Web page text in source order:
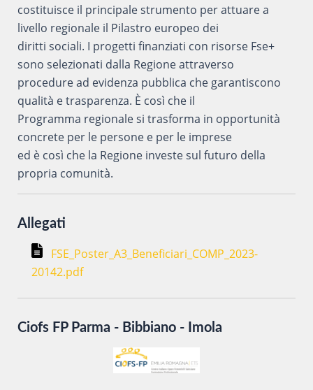
costituisce il principale strumento per attuare a
livello regionale il Pilastro europeo dei
diritti sociali. I progetti finanziati con risorse Fse+
sono selezionati dalla Regione attraverso
procedure ad evidenza pubblica che garantiscono
qualità e trasparenza. È così che il
Programma regionale si trasforma in opportunità
concrete per le persone e per le imprese
ed è così che la Regione investe sul futuro della
propria comunità.
Allegati
FSE_Poster_A3_Beneficiari_COMP_2023-
20142.pdf
Ciofs FP Parma - Bibbiano - Imola